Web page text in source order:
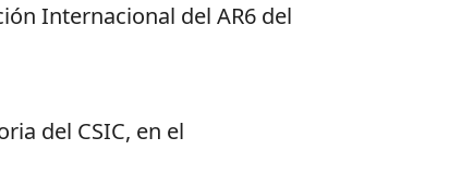
Internacional del AR6 del
del CSIC, en el